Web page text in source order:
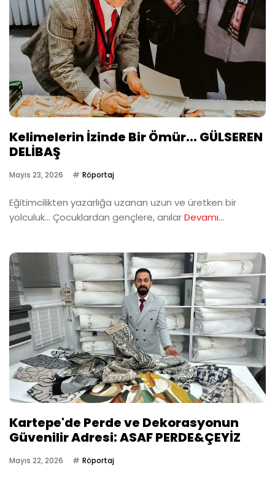
Kelimelerin İzinde Bir Ömür... GÜLSEREN
DELİBAŞ
Mayıs 23, 2026 Röportaj
Eğitimcilikten yazarlığa uzanan uzun ve üretken bir
yolculuk… Çocuklardan gençlere, anılarDevamı...
Kartepe'de Perde ve Dekorasyonun
Güvenilir Adresi: ASAF PERDE&ÇEYİZ
Mayıs 22, 2026 Röportaj